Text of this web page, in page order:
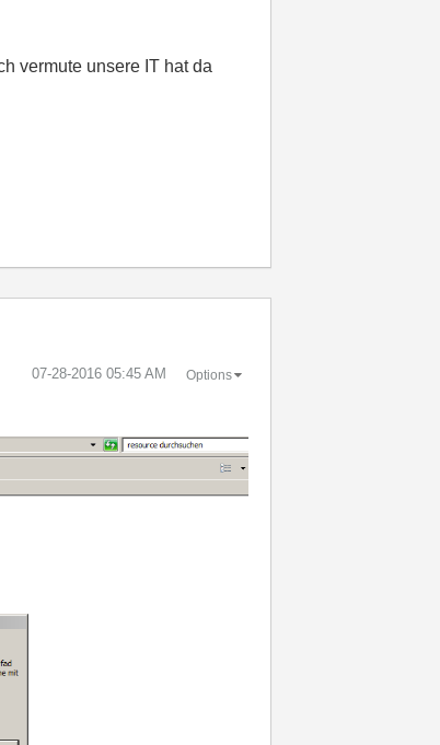
vermute unsere IT hat da
‎07-28-2016 05:45 AM Options